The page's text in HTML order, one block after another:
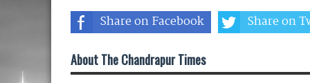
Share on Facebook Share on
About The Chandrapur Times